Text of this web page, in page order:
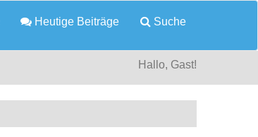
Heutige Beiträge Suche
Hallo, Gast!